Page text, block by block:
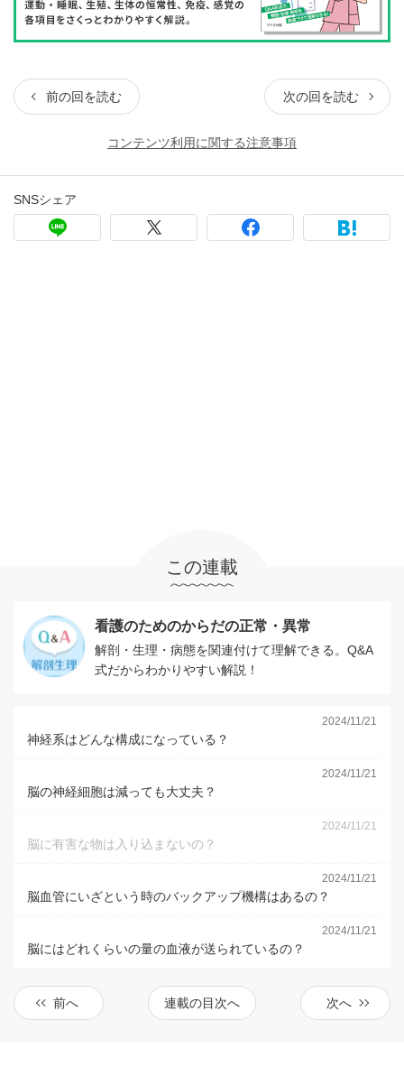
前の回を読む 次の回を読む
コンテンツ利用に関する注意事項
SNSシェア
この連載
看護のためのからだの正常・異常
解剖・生理・病態を関連付けて理解できる。Q&A
式だからわかりやすい解説！
2024/11/21
神経系はどんな構成になっている？
2024/11/21
脳の神経細胞は減っても大丈夫？
2024/11/21
脳に有害な物は入り込まないの？
2024/11/21
脳血管にいざという時のバックアップ機構はあるの？
2024/11/21
脳にはどれくらいの量の血液が送られているの？
前へ 連載の目次へ 次へ